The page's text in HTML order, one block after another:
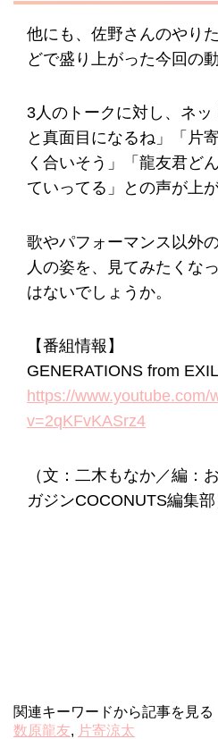
他にも、佐野さんのやり
どで盛り上がった今回の動
3人のトークに対し、ネ
と真面目になるね」「片
く合いそう」「龍友君ど
ていってる」との声が上
歌やパフォーマンス以外
人の姿を、見てみたくな
はないでしょうか。
【番組情報】
GENERATIONS from
https://www.youtube.com/
v=2qKFvKASrz4
（文：二木もなか／編：
ガジンCOCONUTS編集部
関連キーワードから記事を見る
数原龍友, 片寄涼太